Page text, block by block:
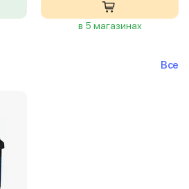
в 5 магазинах
Все